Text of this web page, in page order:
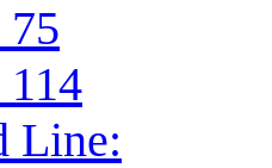
Line: